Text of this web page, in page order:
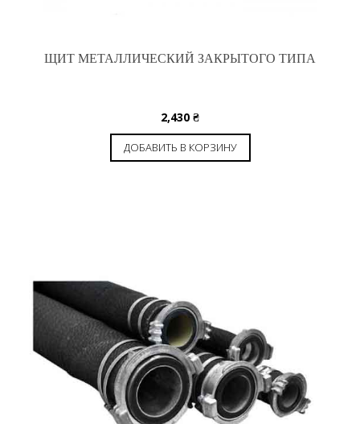
ЩИТ МЕТАЛЛИЧЕСКИЙ ЗАКРЫТОГО ТИПА
2,430 ₴
ДОБАВИТЬ В КОРЗИНУ